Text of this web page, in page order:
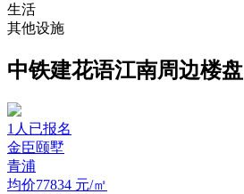
生活
其他设施
中铁建花语江南周边楼盘
1 人已报名
金臣颐墅
青浦
均价77834 元/㎡